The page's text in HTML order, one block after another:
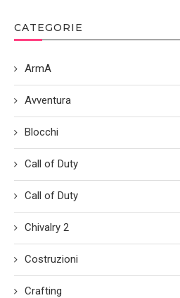
CATEGORIE
ArmA
Avventura
Blocchi
Call of Duty
Call of Duty
Chivalry 2
Costruzioni
Crafting